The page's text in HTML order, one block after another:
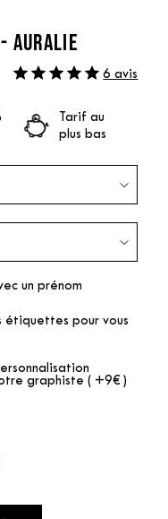
AURALIE
6 avis
Tarif au
plus bas
un prénom
étiquettes pour vous
graphiste ( +9€ )